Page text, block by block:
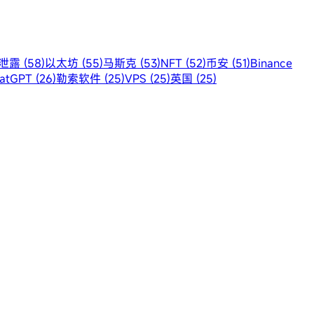
露 (58)以太坊 (55)马斯克 (53)NFT (52)币安 (51)Binance
(26)勒索软件 (25)VPS (25)英国 (25)